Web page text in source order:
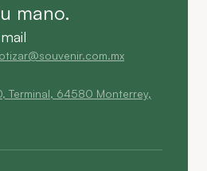
mano.
Terminal, 64580 Monterrey,